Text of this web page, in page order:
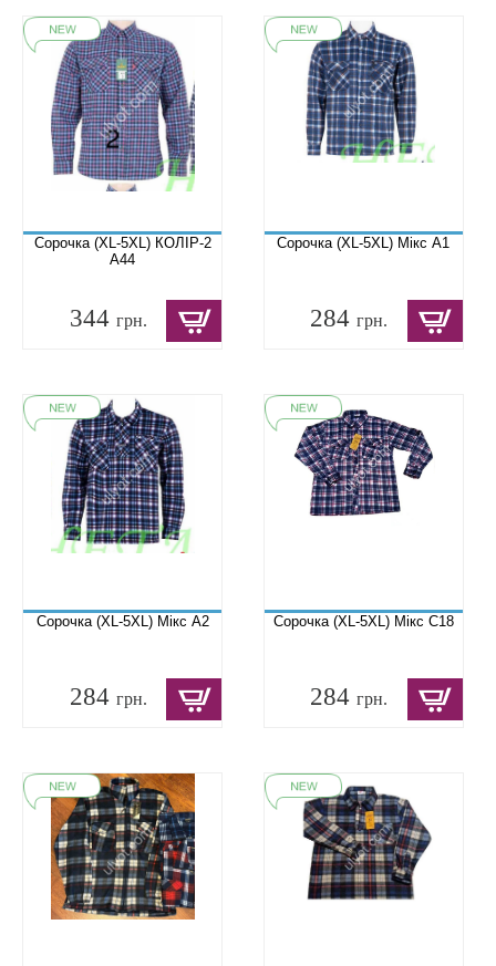
Сорочка (XL-5XL) КОЛІР-2
A44
344 грн.
Сорочка (XL-5XL) Мікс A1
284грн.
Сорочка (XL-5XL) Мікс A2
284 грн.
Сорочка (XL-5XL) Мікс C18
284грн.